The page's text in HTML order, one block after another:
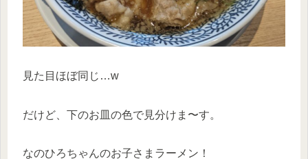
見た目ほぼ同じ…w
だけど、下のお皿の色で見分けま〜す。
なのひろちゃんのお子さまラーメン！